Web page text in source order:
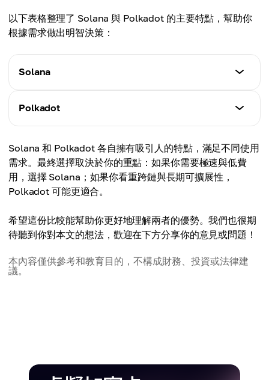
以下表格整理了 Solana 與 Polkadot 的主要特點，幫助你
根據需求做出明智決策：
Solana
交易速度
交易費用
通常低於 $0.01
可擴展性
跨鏈互通性
原生跨鏈支援有限
Polkadot
約 1,000 TPS
交易費用
$0.10 至 $1
可擴展性
跨鏈互通性
治理模式
Solana 和 Polkadot 各自擁有吸引人的特點，滿足不同使用
需求。最終選擇取決於你的重點：如果你需要極速與低費
用，選擇 Solana；如果你看重跨鏈與長期可擴展性，
Polkadot 可能更適合。
希望這份比較能幫助你更好地理解兩者的優勢。我們也很期
待聽到你對本文的想法，歡迎在下方分享你的意見或問題！
本內容僅供參考和教育目的，不構成財務、投資或法律建
議。